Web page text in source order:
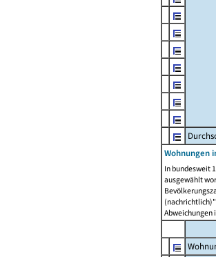
Wohnungen
In bundesweit
ausgewählt
Abweichungen